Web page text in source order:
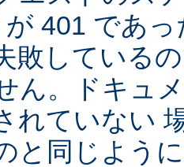
が 401 であ
敗している
ん。ドキュ
れていない
と同じよう